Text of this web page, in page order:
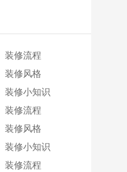
王女士抢到一个名额
廖女士抢到一个名额
王先生抢到一个名额
周女士抢到一个名额
孙先生抢到一个名额
李女士抢到一个名额
王女士抢到一个名额
装修流程
装修风格
装修小知识
装修流程
装修风格
装修小知识
装修流程